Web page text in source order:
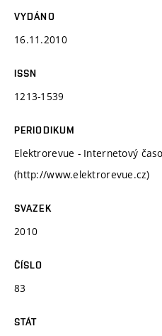
VYDÁNO
16.11.2010
ISSN
1213-1539
PERIODIKUM
Elektrorevue - Internetový
(http://www.elektrorevue.cz)
SVAZEK
2010
ČÍSLO
83
STÁT